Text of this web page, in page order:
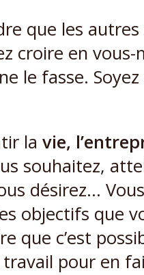
que les
croire en
le fasse.
la vie,
souhaitez,
désirez…
objectifs que
que c’est
pour en